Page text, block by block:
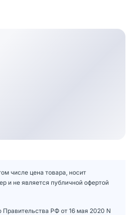
числе цена товара, носит
и не является публичной офертой
РФ от 16 мая 2020 N